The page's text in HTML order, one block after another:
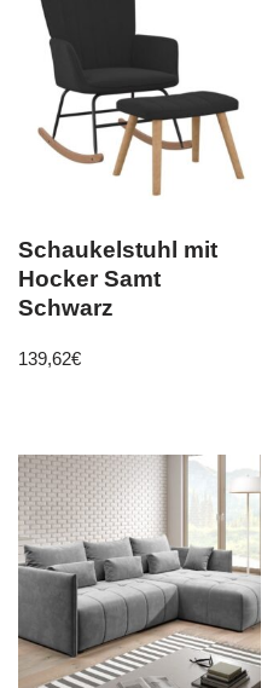
Schaukelstuhl mit
Hocker Samt
Schwarz
139,62€